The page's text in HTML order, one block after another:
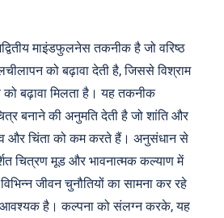
माइंडफुलनेस तकनीक है जो वरिष्ठ
को बढ़ावा देती है, जिससे विश्राम
बढ़ावा मिलता है। यह तकनीक
बनाने की अनुमति देती है जो शांति और
और चिंता को कम करते हैं। अनुसंधान से
चित्रण मूड और भावनात्मक कल्याण में
जीवन चुनौतियों का सामना कर रहे
आवश्यक है। कल्पना को संलग्न करके, यह